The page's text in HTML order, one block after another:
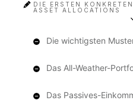
DIE ERSTEN
ASSET ALLOCATIONS
Die wichtigsten
Das All-Weather-
Das Passives-